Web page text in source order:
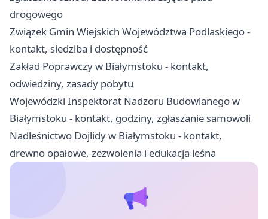
drogowego
Związek Gmin Wiejskich Województwa Podlaskiego -
kontakt, siedziba i dostępność
Zakład Poprawczy w Białymstoku - kontakt,
odwiedziny, zasady pobytu
Wojewódzki Inspektorat Nadzoru Budowlanego w
Białymstoku - kontakt, godziny, zgłaszanie samowoli
Nadleśnictwo Dojlidy w Białymstoku - kontakt,
drewno opałowe, zezwolenia i edukacja leśna